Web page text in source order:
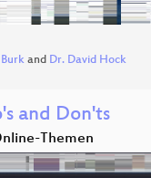
and Dr. David Hock
and Don'ts
Themen